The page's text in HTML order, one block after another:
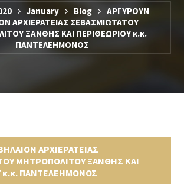
January Blog
ΑΡΓΥΡΟΥΝ
ΑΡΧΙΕΡΑΤΕΙΑΣ ΣΕΒΑΣΜΙΩΤΑΤΟΥ
ΞΑΝΘΗΣ ΚΑΙ ΠΕΡΙΘΕΩΡΙΟΥ κ.κ.
ΠΑΝΤΕΛΕΗΜΟΝΟΣ
ΑΡΧΙΕΡΑΤΕΙΑΣ
ΜΗΤΡΟΠΟΛΙΤΟΥ ΞΑΝΘΗΣ ΚΑΙ
κ.κ. ΠΑΝΤΕΛΕΗΜΟΝΟΣ